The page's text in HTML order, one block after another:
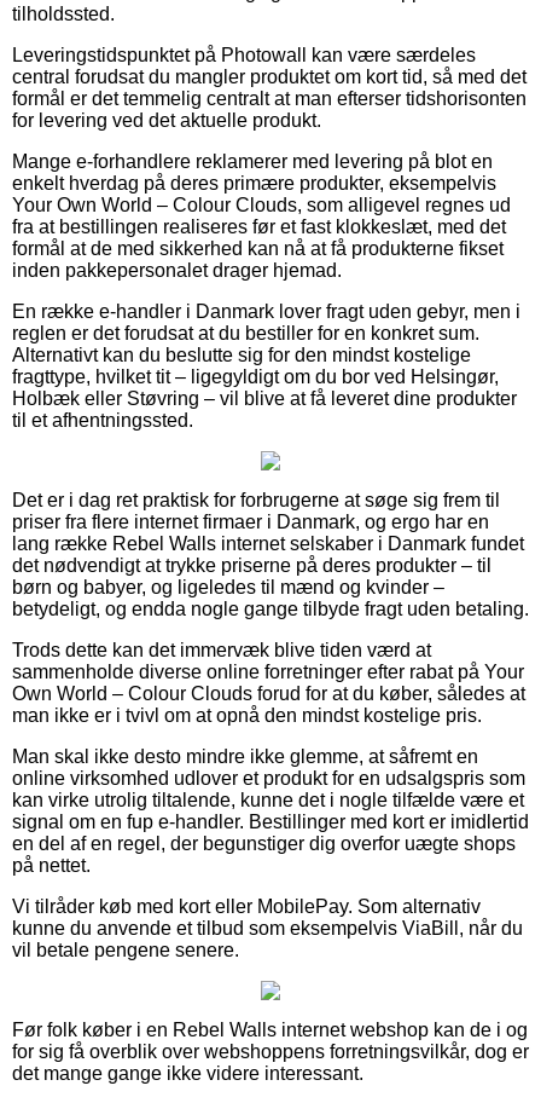
tilholdssted.
Leveringstidspunktet på Photowall kan være særdeles
central forudsat du mangler produktet om kort tid, så med det
formål er det temmelig centralt at man efterser tidshorisonten
for levering ved det aktuelle produkt.
Mange e-forhandlere reklamerer med levering på blot en
enkelt hverdag på deres primære produkter, eksempelvis
Your Own World – Colour Clouds, som alligevel regnes ud
fra at bestillingen realiseres før et fast klokkeslæt, med det
formål at de med sikkerhed kan nå at få produkterne fikset
inden pakkepersonalet drager hjemad.
En række e-handler i Danmark lover fragt uden gebyr, men i
reglen er det forudsat at du bestiller for en konkret sum.
Alternativt kan du beslutte sig for den mindst kostelige
fragttype, hvilket tit – ligegyldigt om du bor ved Helsingør,
Holbæk eller Støvring – vil blive at få leveret dine produkter
til et afhentningssted.
Det er i dag ret praktisk for forbrugerne at søge sig frem til
priser fra flere internet firmaer i Danmark, og ergo har en
lang række Rebel Walls internet selskaber i Danmark fundet
det nødvendigt at trykke priserne på deres produkter – til
børn og babyer, og ligeledes til mænd og kvinder –
betydeligt, og endda nogle gange tilbyde fragt uden betaling.
Trods dette kan det immervæk blive tiden værd at
sammenholde diverse online forretninger efter rabat på Your
Own World – Colour Clouds forud for at du køber, således at
man ikke er i tvivl om at opnå den mindst kostelige pris.
Man skal ikke desto mindre ikke glemme, at såfremt en
online virksomhed udlover et produkt for en udsalgspris som
kan virke utrolig tiltalende, kunne det i nogle tilfælde være et
signal om en fup e-handler. Bestillinger med kort er imidlertid
en del af en regel, der begunstiger dig overfor uægte shops
på nettet.
Vi tilråder køb med kort eller MobilePay. Som alternativ
kunne du anvende et tilbud som eksempelvis ViaBill, når du
vil betale pengene senere.
Før folk køber i en Rebel Walls internet webshop kan de i og
for sig få overblik over webshoppens forretningsvilkår, dog er
det mange gange ikke videre interessant.